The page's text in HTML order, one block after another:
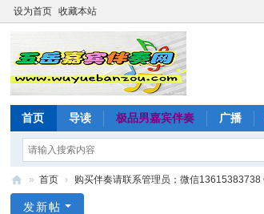
设为首页 收藏本站
首页 导读 极品男嘉宾伴奏 广播
» 首页 › 购买伴奏请联系管理员；微信
发新帖